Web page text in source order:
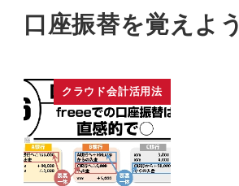
口座振替を覚えよう
クラウド会計活用法